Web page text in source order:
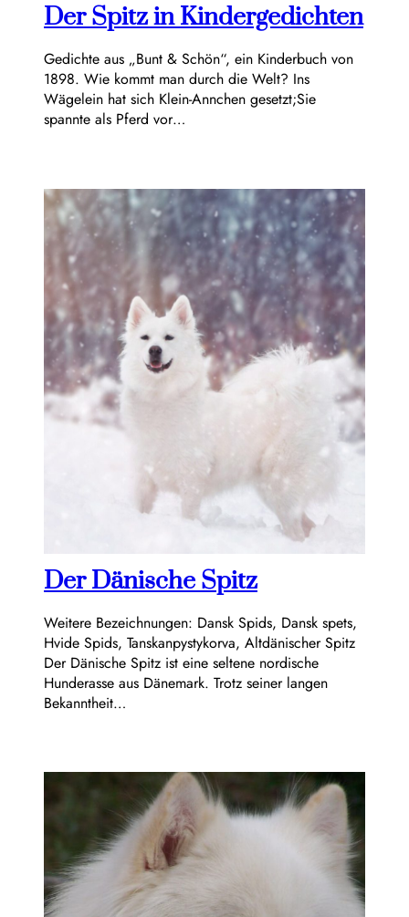
Der Spitz in Kindergedichten
Gedichte aus „Bunt & Schön“, ein Kinderbuch von
1898. Wie kommt man durch die Welt? Ins
Wägelein hat sich Klein-Annchen gesetzt;Sie
spannte als Pferd vor…
Der Dänische Spitz
Weitere Bezeichnungen: Dansk Spids, Dansk spets,
Hvide Spids, Tanskanpystykorva, Altdänischer Spitz
Der Dänische Spitz ist eine seltene nordische
Hunderasse aus Dänemark. Trotz seiner langen
Bekanntheit…